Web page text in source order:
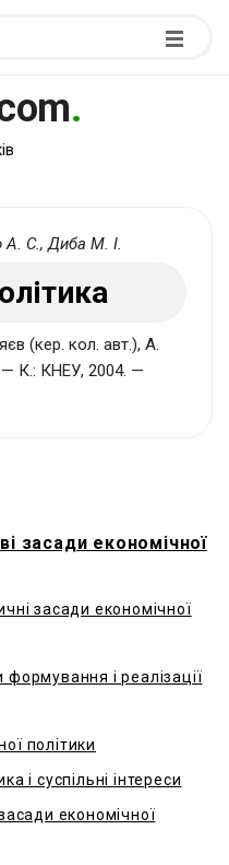
.
А. С., Диба М. І.
(кер. кол. авт.), А.
— К.: КНЕУ, 2004. —
засади економічної
засади економічної
і реалізації
політики
і суспільні інтереси
економічної